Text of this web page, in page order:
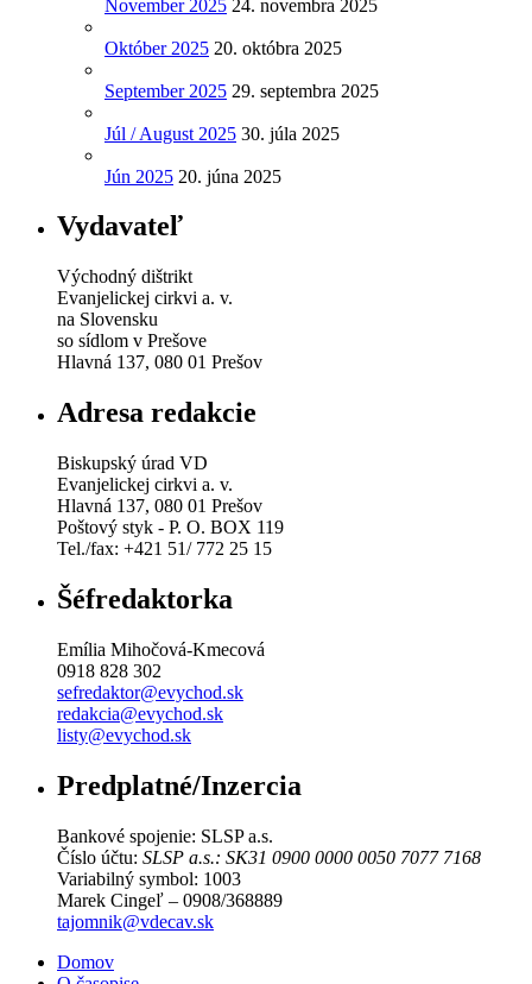
November 2025 24. novembra 2025
Október 2025 20. októbra 2025
September 2025 29. septembra 2025
Júl / August 2025 30. júla 2025
Jún 2025 20. júna 2025
Vydavateľ
Východný dištrikt
Evanjelickej cirkvi a. v.
na Slovensku
so sídlom v Prešove
Hlavná 137, 080 01 Prešov
Adresa redakcie
Biskupský úrad VD
Evanjelickej cirkvi a. v.
Hlavná 137, 080 01 Prešov
Poštový styk - P. O. BOX 119
Tel./fax: +421 51/ 772 25 15
Šéfredaktorka
Emília Mihočová-Kmecová
0918 828 302
sefredaktor@evychod.sk
redakcia@evychod.sk
listy@evychod.sk
Predplatné/Inzercia
Bankové spojenie: SLSP a.s.
Číslo účtu: SLSP a.s.: SK31 0900 0000 0050 7077 7168
Variabilný symbol: 1003
Marek Cingeľ – 0908/368889
tajomnik@vdecav.sk
Domov